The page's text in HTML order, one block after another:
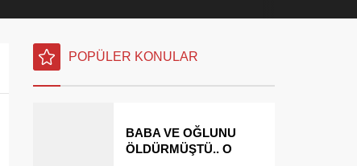
POPÜLER KONULAR
BABA VE OĞLUNU
ÖLDÜRMÜŞTÜ.. O